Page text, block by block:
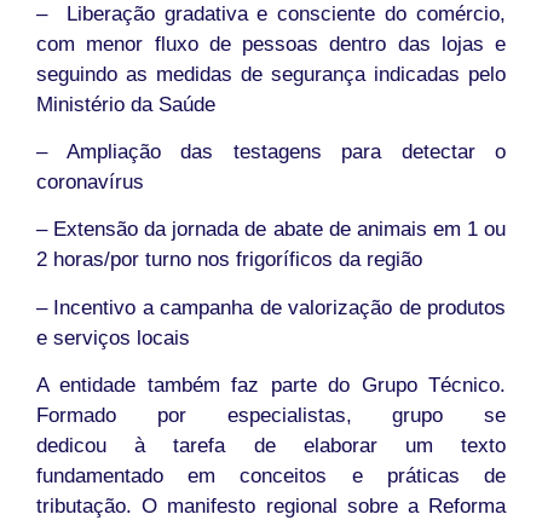
– Liberação gradativa e consciente do comércio,
com menor fluxo de pessoas dentro das lojas e
seguindo as medidas de segurança indicadas pelo
Ministério da Saúde
– Ampliação das testagens para detectar o
coronavírus
– Extensão da jornada de abate de animais em 1 ou
2 horas/por turno nos frigoríficos da região
– Incentivo a campanha de valorização de produtos
e serviços locais
A entidade também faz parte do Grupo Técnico.
Formado por especialistas, grupo se
dedicou à tarefa de elaborar um texto
fundamentado em conceitos e práticas de
tributação. O manifesto regional sobre a Reforma